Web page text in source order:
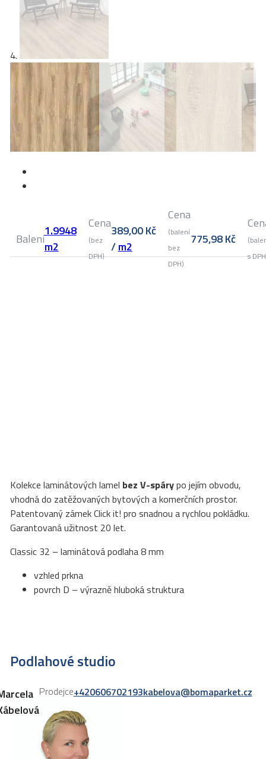
Balení1.9948
m2
Cena
(bez
DPH)
389,00Kč
/m2
Cena
(balení
bez
DPH)
775,98Kč
s
Kolekce laminátových lamel bez V-spárypo jejím obvodu,
vhodná do zatěžovaných bytových a komerčních prostor.
Patentovaný zámek Click it! pro snadnou a rychlou pokládku.
Garantovaná užitnost 20 let.
Classic 32 – laminátová podlaha 8 mm
vzhled prkna
povrch D – výrazně hluboká struktura
Podlahové studio
Prodejce+420606702193kabelova@bomaparket.cz